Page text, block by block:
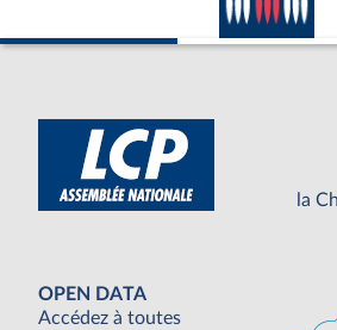
la
OPEN DATA
Accédez à toutes